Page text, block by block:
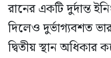
রানের একটি দুর্দান্ত
দিলেও দুর্ভাগ্যবশত
দ্বিতীয় স্থান অধিকার